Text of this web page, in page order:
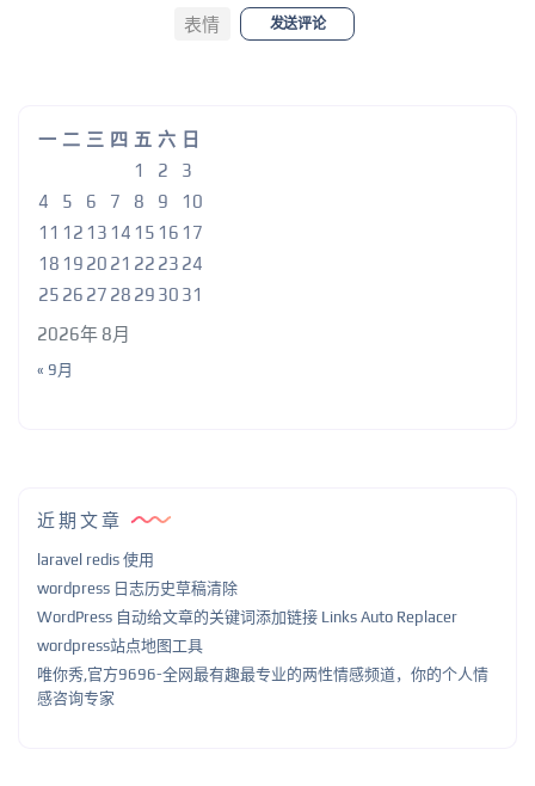
表情 发送评论
2026年 8月
一 二 三 四 五 六 日
1
2
3
4
5 6 7 8 9
10
11 12 13 14 15 16 17
18 19 20 21 22 23 24
25 26 27 28 29 30 31
« 9月
近期文章
laravel redis 使用
wordpress 日志历史草稿清除
WordPress 自动给文章的关键词添加链接 Links Auto Replacer
wordpress站点地图工具
唯你秀,官方9696-全网最有趣最专业的两性情感频道，你的个人情
感咨询专家